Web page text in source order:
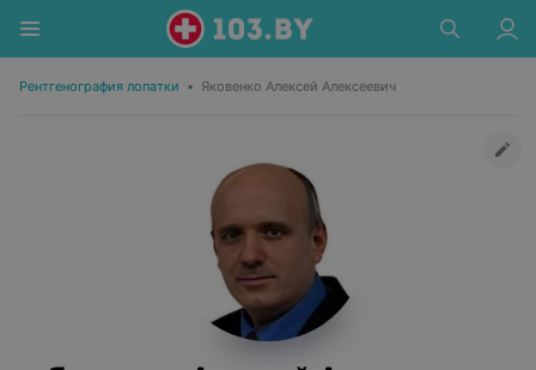
Рентгенография лопатки • Яковенко Алексей Алексеевич